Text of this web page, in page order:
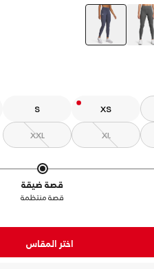
XS
S
XL
XXL
قصة ضيقة
قصة منتظمة
اختر المقاس